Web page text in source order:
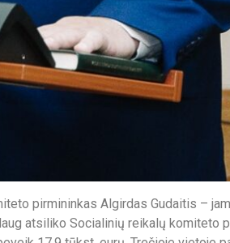
pirmininkas Algirdas Gudaitis –
atsiliko Socialinių reikalų komiteto